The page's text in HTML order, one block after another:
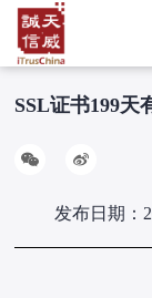
SSL证书199天
发布日期：